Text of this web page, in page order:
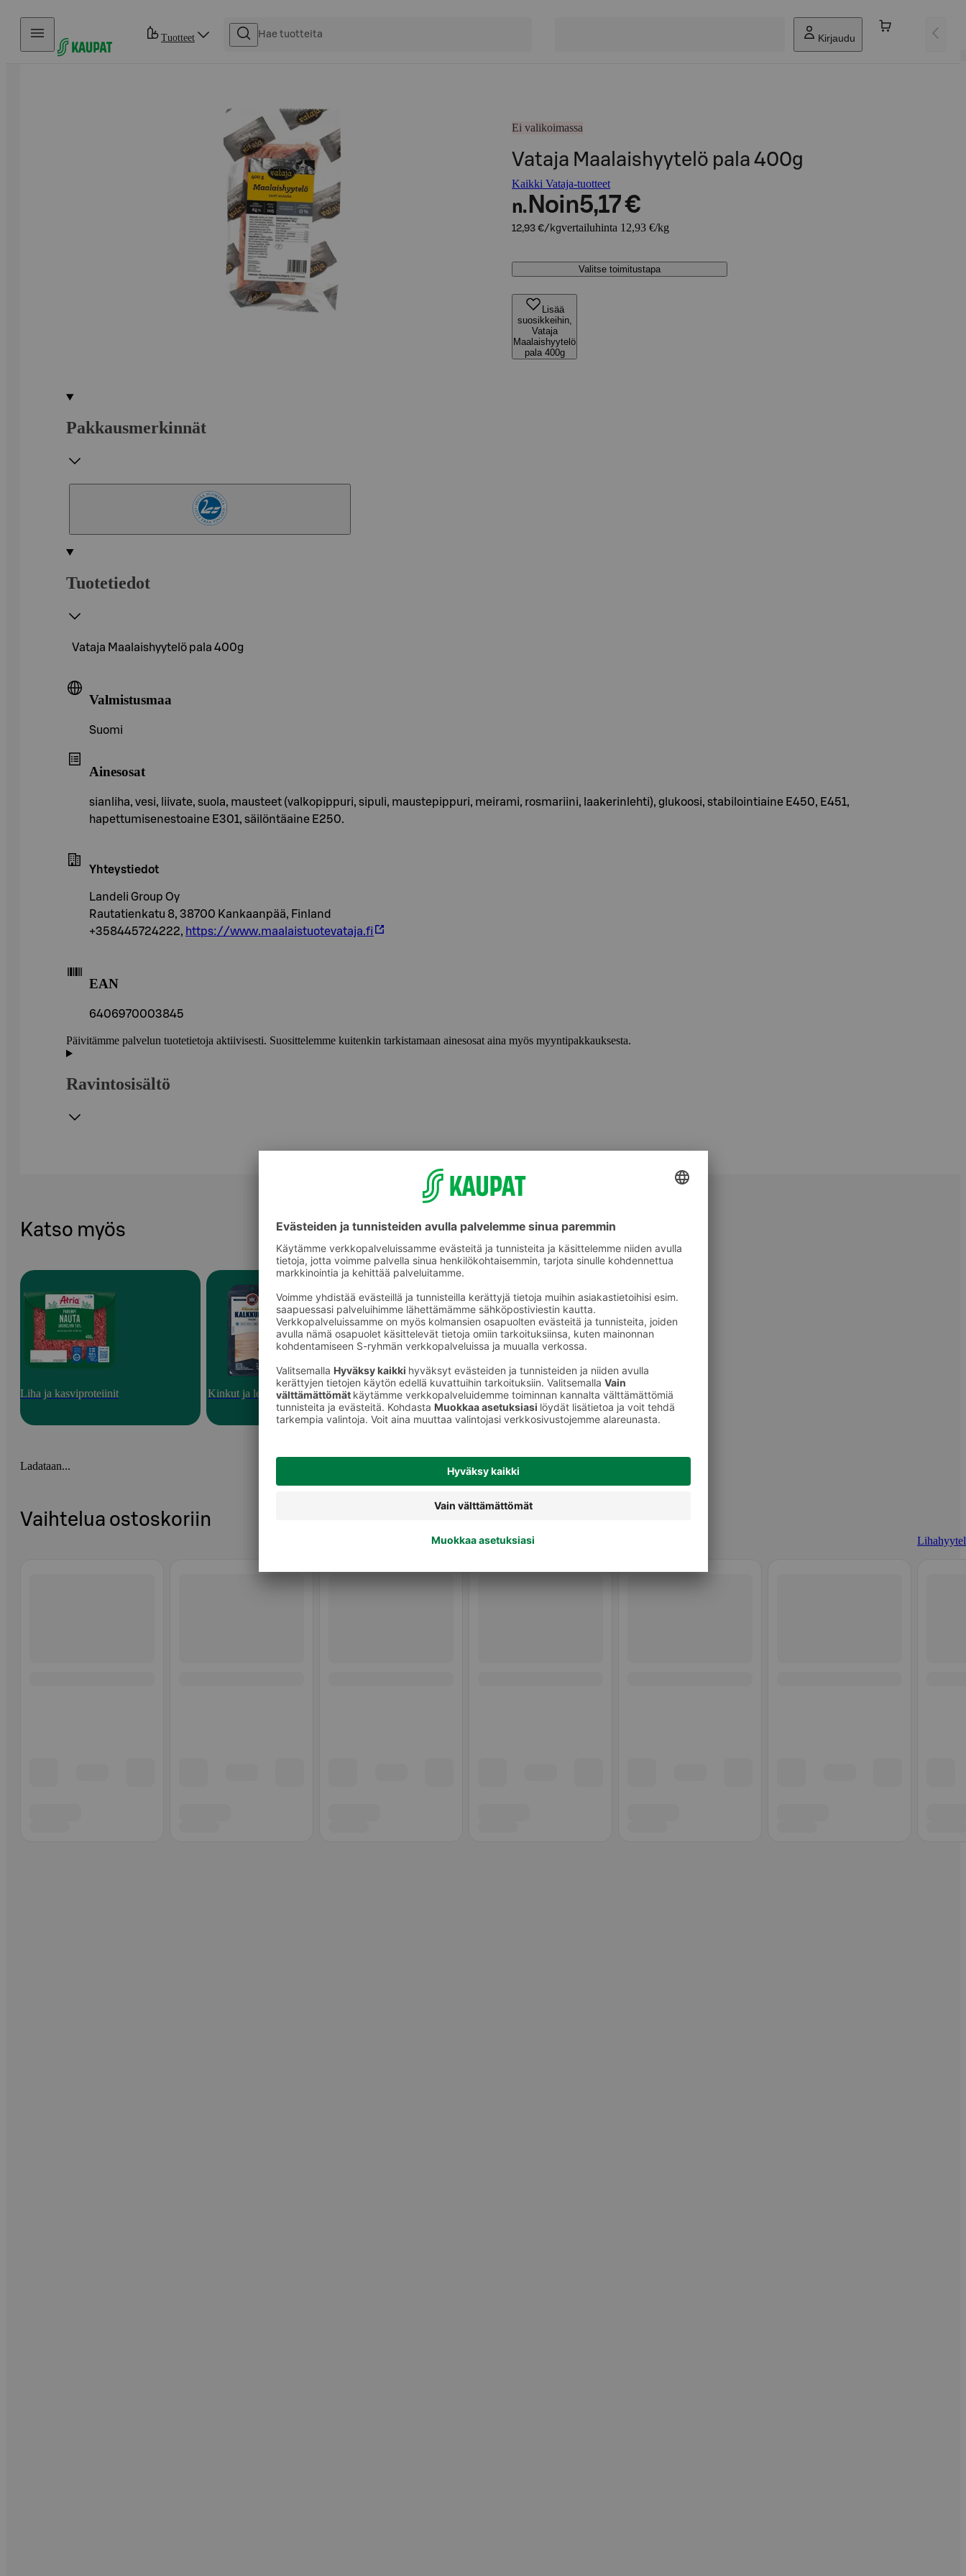
Hyppää sisältöön
Tuotteet Kirjaudu
Ei valikoimassa
Vataja Maalaishyytelö pala 400g
Kaikki Vataja-tuotteet
n. Noin5,17 €
12,93 €/kgvertailuhinta 12,93 €/kg
Valitse toimitustapa
Lisää
suosikkeihin,
Vataja
Maalaishyytelö
pala 400g
Pakkausmerkinnät
Tuotetiedot
Vataja Maalaishyytelö pala 400g
Valmistusmaa
Suomi
Ainesosat
sianliha, vesi, liivate, suola, mausteet (valkopippuri, sipuli, maustepippuri, meirami, rosmariini, laakerinlehti), glukoosi, stabilointiaine E450, E451,
hapettumisenestoaine E301, säilöntäaine E250.
Yhteystiedot
Landeli Group Oy
Rautatienkatu 8, 38700 Kankaanpää, Finland
+358445724222, https://www.maalaistuotevataja.fi
EAN
6406970003845
Päivitämme palvelun tuotetietoja aktiivisesti. Suosittelemme kuitenkin tarkistamaan ainesosat aina myös myyntipakkauksesta.
Ravintosisältö
Katso myös
Liha ja kasviproteiinit Kinkut ja leikkeleet Lihahyytelöt
Ladataan...
Vaihtelua ostoskoriin